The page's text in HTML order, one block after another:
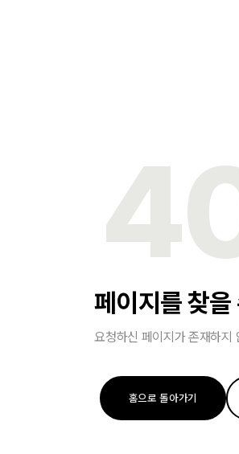
페이지를 찾
요청하신 페이지가 존재하지
홈으로 돌아가기